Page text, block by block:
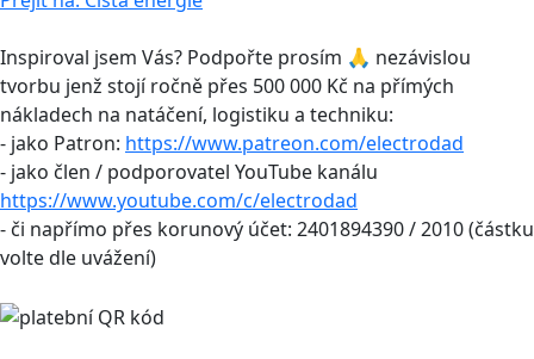
Inspiroval jsem Vás? Podpořte prosím 🙏 nezávislou
tvorbu jenž stojí ročně přes 500 000 Kč na přímých
nákladech na natáčení, logistiku a techniku:
- jako Patron: https://www.patreon.com/electrodad
- jako člen / podporovatel YouTube kanálu
https://www.youtube.com/c/electrodad
- či napřímo přes korunový účet: 2401894390 / 2010 (částku
volte dle uvážení)